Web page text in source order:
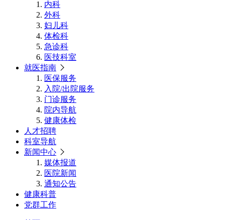
内科
外科
妇儿科
体检科
急诊科
医技科室
就医指南
医保服务
入院/出院服务
门诊服务
院内导航
健康体检
人才招聘
科室导航
新闻中心
媒体报道
医院新闻
通知公告
健康科普
党群工作